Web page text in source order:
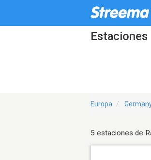
Estaciones
Europa
5 estaciones de